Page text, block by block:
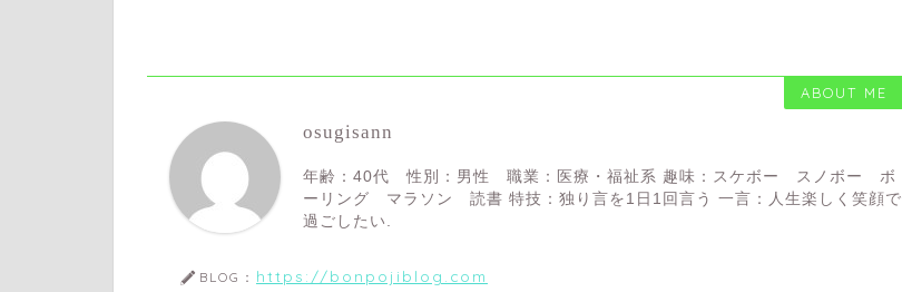
ABOUT ME
osugisann
年齢：40代 性別：男性 職業：医療・福祉系 趣味：スケボー スノボー ボ
ーリング マラソン 読書 特技：独り言を1日1回言う 一言：人生楽しく笑顔で
過ごしたい.
BLOG： https://bonpojiblog.com